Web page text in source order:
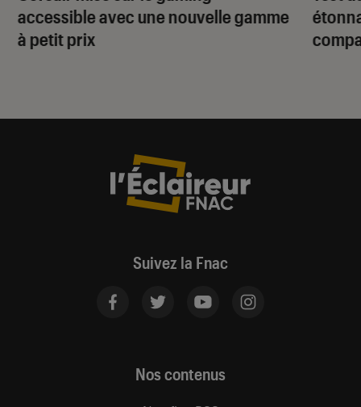
accessible avec une nouvelle gamme
à petit prix
Suivez la Fnac
Nos contenus